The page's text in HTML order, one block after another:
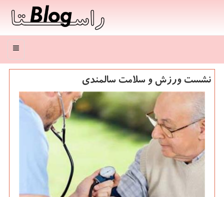
منو
نشست ورزش و سلامت سالمندی